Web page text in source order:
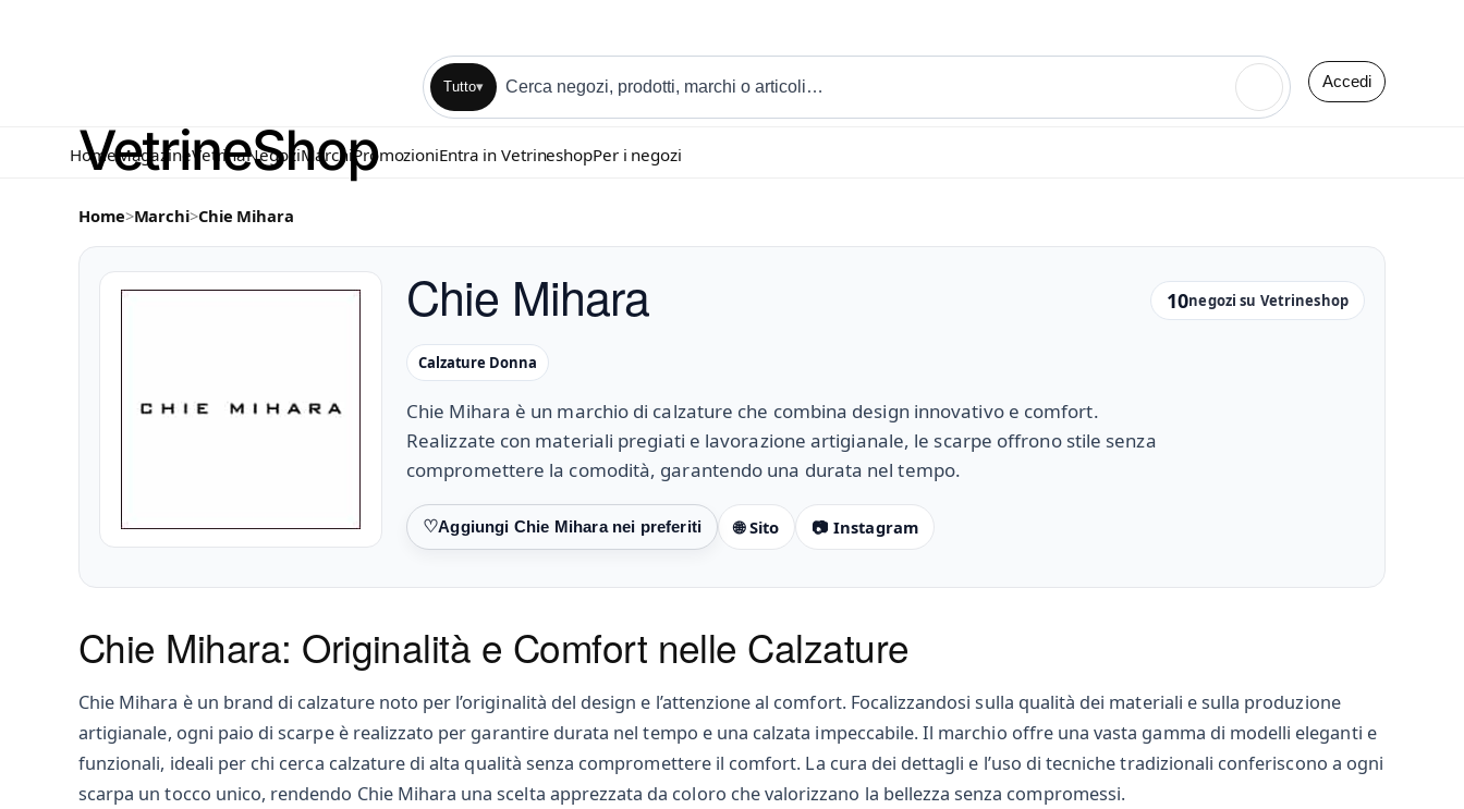
Tutto▾ Accedi
HomeMagazineVetrinaNegoziMarchi PromozioniEntra in VetrineshopPer i negozi
Home>Marchi>Chie Mihara
Chie Mihara 10negozi su Vetrineshop
Calzature Donna
Chie Mihara è un marchio di calzature che combina design innovativo e comfort.
Realizzate con materiali pregiati e lavorazione artigianale, le scarpe offrono stile senza
compromettere la comodità, garantendo una durata nel tempo.
Preferiti 🌐 Sito 📷 Instagram
Chie Mihara: Originalità e Comfort nelle Calzature
Chie Mihara è un brand di calzature noto per l’originalità del design e l’attenzione al comfort. Focalizzandosi sulla qualità dei materiali e sulla produzione
artigianale, ogni paio di scarpe è realizzato per garantire durata nel tempo e una calzata impeccabile. Il marchio offre una vasta gamma di modelli eleganti e
funzionali, ideali per chi cerca calzature di alta qualità senza compromettere il comfort. La cura dei dettagli e l’uso di tecniche tradizionali conferiscono a ogni
scarpa un tocco unico, rendendo Chie Mihara una scelta apprezzata da coloro che valorizzano la bellezza senza compromessi.